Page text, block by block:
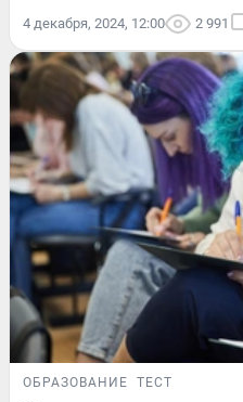
4 декабря, 2024, 12:00 2 991
ОБРАЗОВАНИЕ ТЕСТ